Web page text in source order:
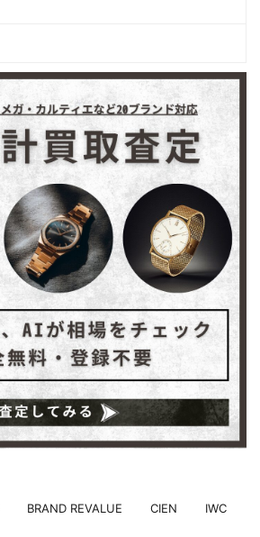
BRAND REVALUE CIEN IWC